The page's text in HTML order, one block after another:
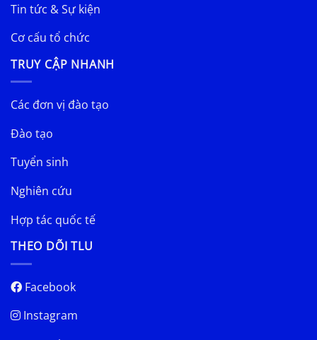
Tin tức & Sự kiện
Cơ cấu tổ chức
TRUY CẬP NHANH
Các đơn vị đào tạo
Đào tạo
Tuyển sinh
Nghiên cứu
Hợp tác quốc tế
THEO DÕI TLU
Facebook
Instagram